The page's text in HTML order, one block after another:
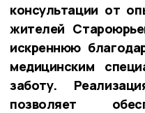
консультации от
жителей
искреннюю
медицинским
заботу.
позволяет